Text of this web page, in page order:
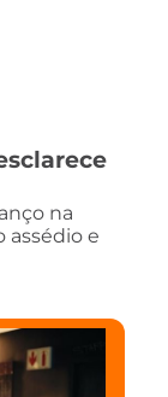
na
assédio e